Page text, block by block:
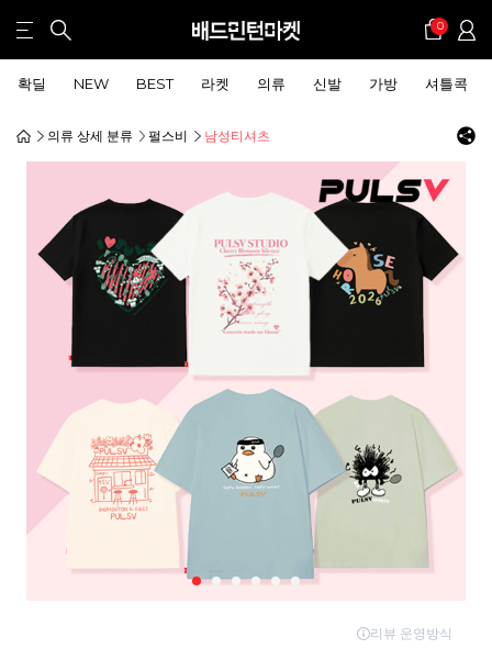
0
확딜 NEW BEST 라켓 의류 신발 가방 셔틀콕
의류 상세 분류 펄스비 남성티셔츠